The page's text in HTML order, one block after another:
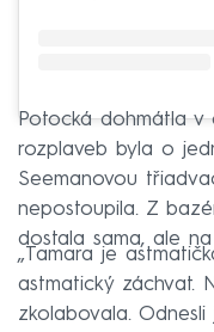
Potocká dohmátla v
rozplaveb byla o
Seemanovou
nepostoupila. Z
dostala sama, ale
„Tamara je
astmatický záchvat.
zkolabovala.